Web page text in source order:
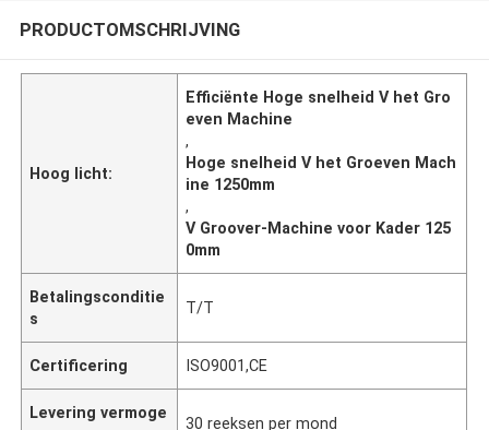
PRODUCTOMSCHRIJVING
Hoog licht:
Efficiënte Hoge snelheid V het Gro
even Machine
,
Hoge snelheid V het Groeven Mach
ine 1250mm
,
V Groover-Machine voor Kader 125
0mm
Betalingsconditie
s
T/T
Certificering ISO9001,CE
Levering vermoge
30 reeksen per mond